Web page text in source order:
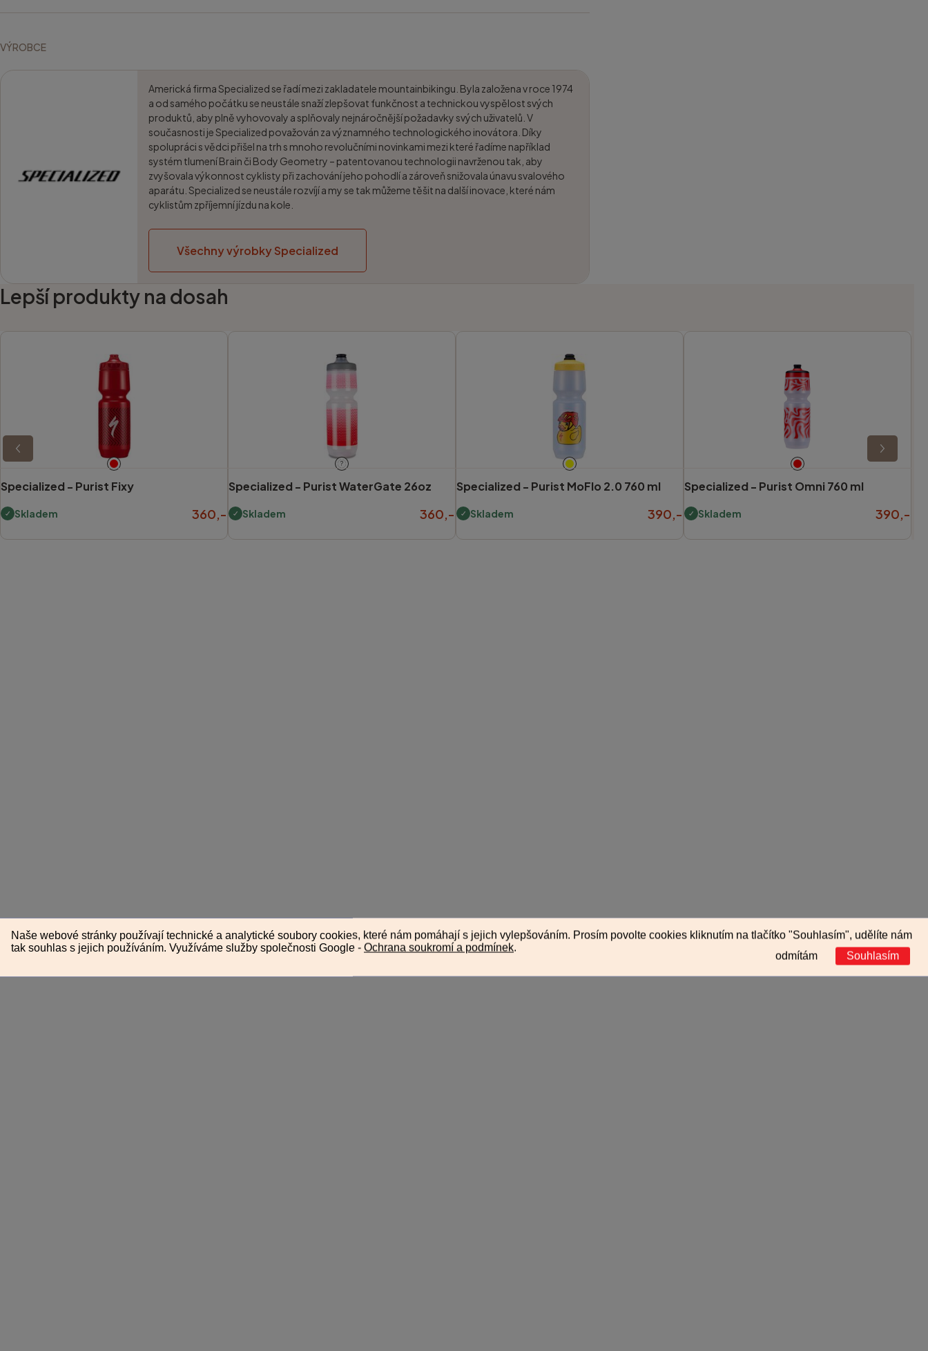
VÝROBCE
Americká firma Specialized se řadí mezi zakladatele mountainbikingu. Byla založena v roce 1974
a od samého počátku se neustále snaží zlepšovat funkčnost a technickou vyspělost svých
produktů, aby plně vyhovovaly a splňovaly nejnáročnější požadavky svých uživatelů. V
současnosti je Specialized považován za významného technologického inovátora. Díky
spolupráci s vědci přišel na trh s mnoho revolučními novinkami mezi které řadíme například
systém tlumení Brain či Body Geometry – patentovanou technologii navrženou tak, aby
zvyšovala výkonnost cyklisty při zachování jeho pohodlí a zároveň snižovala únavu svalového
aparátu. Specialized se neustále rozvíjí a my se tak můžeme těšit na další inovace, které nám
cyklistům zpříjemní jízdu na kole.
Všechny výrobky Specialized
Lepší produkty na dosah
Specialized - Purist Fixy
Skladem 360,-
?
Specialized - Purist WaterGate 26oz
Skladem 360,-
Specialized - Purist MoFlo 2.0 760 ml
Skladem 390,-
Specialized - Purist Omni 760 ml
Skladem 390,-